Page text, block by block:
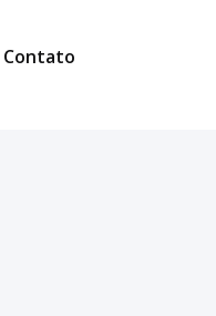
Contato